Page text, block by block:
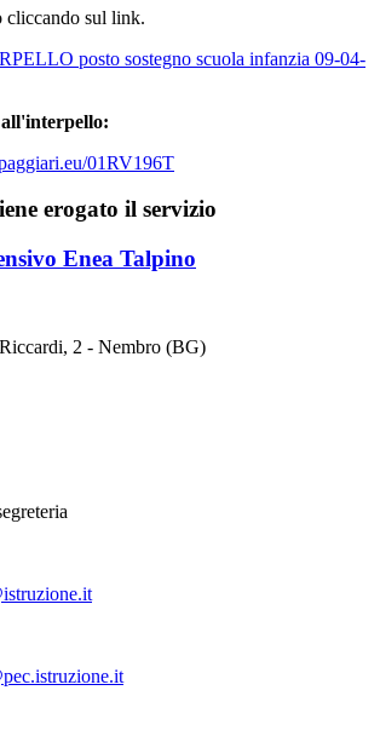
cliccando sul link.
posto sostegno scuola infanzia 09-04-
01RV196T
erogato il servizio
Enea Talpino
2 - Nembro (BG)